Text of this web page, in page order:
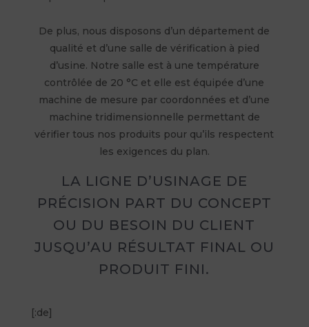
De plus, nous disposons d’un département de
qualité et d’une salle de vérification à pied
d’usine. Notre salle est à une température
contrôlée de 20 °C et elle est équipée d’une
machine de mesure par coordonnées et d’une
machine tridimensionnelle permettant de
vérifier tous nos produits pour qu’ils respectent
les exigences du plan.
LA LIGNE D’USINAGE DE
PRÉCISION PART DU CONCEPT
OU DU BESOIN DU CLIENT
JUSQU’AU RÉSULTAT FINAL OU
PRODUIT FINI.
[:de]